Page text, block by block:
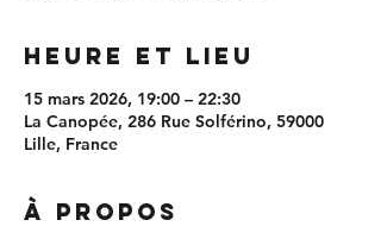
Heure et lieu
15 mars 2026, 19:00 – 22:30
La Canopée, 286 Rue Solférino, 59000
Lille, France
À propos